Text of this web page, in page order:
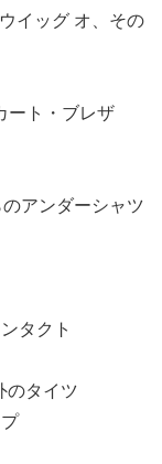
イッグ オ、その
ート・ブレザ
アンダーシャツ
タクト
のタイツ